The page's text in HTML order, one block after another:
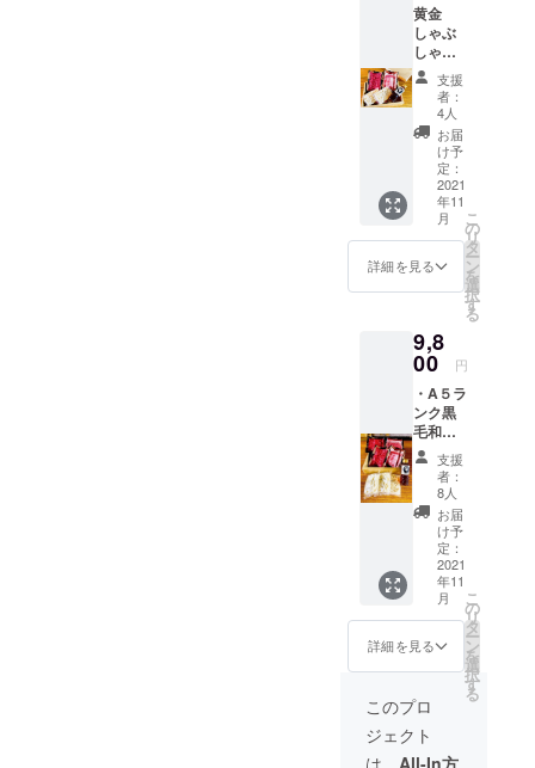
黄金
しゃぶ
しゃぶ
セット
・A５ラ
ンク黒
毛和牛
（もも
肉）200
グラム
・国産
霧島豚
（バラ
肉）400
グラム
・黄金
（希釈
用） ・
〆うど
ん（２
玉） ・
お召し
上がり
ガイド
＜原材
料名＞
国産A5
黒毛和
牛もも
肉、国
産霧島
豚、小
麦粉、
しょう
ゆ（小
麦・大
豆を含
支援
者：
4人
お届
け予
定：
2021
年11
月
詳細を見る
こ
の
リ
タ
ー
ン
を
選
択
す
る
9,8
00 円
・A５ラ
ンク黒
毛和牛
（もも
肉）400
グラム
・国産
霧島豚
（バラ
肉）800
グラム
・黄金
たれ
（希釈
用） ・
〆うど
ん（３
玉） ・
お召し
上がり
支援
者：
8人
お届
け予
定：
2021
年11
月
詳細を見る
こ
の
リ
タ
ー
ン
を
選
択
す
る
このプロ
ジェクト
は、 All-In方